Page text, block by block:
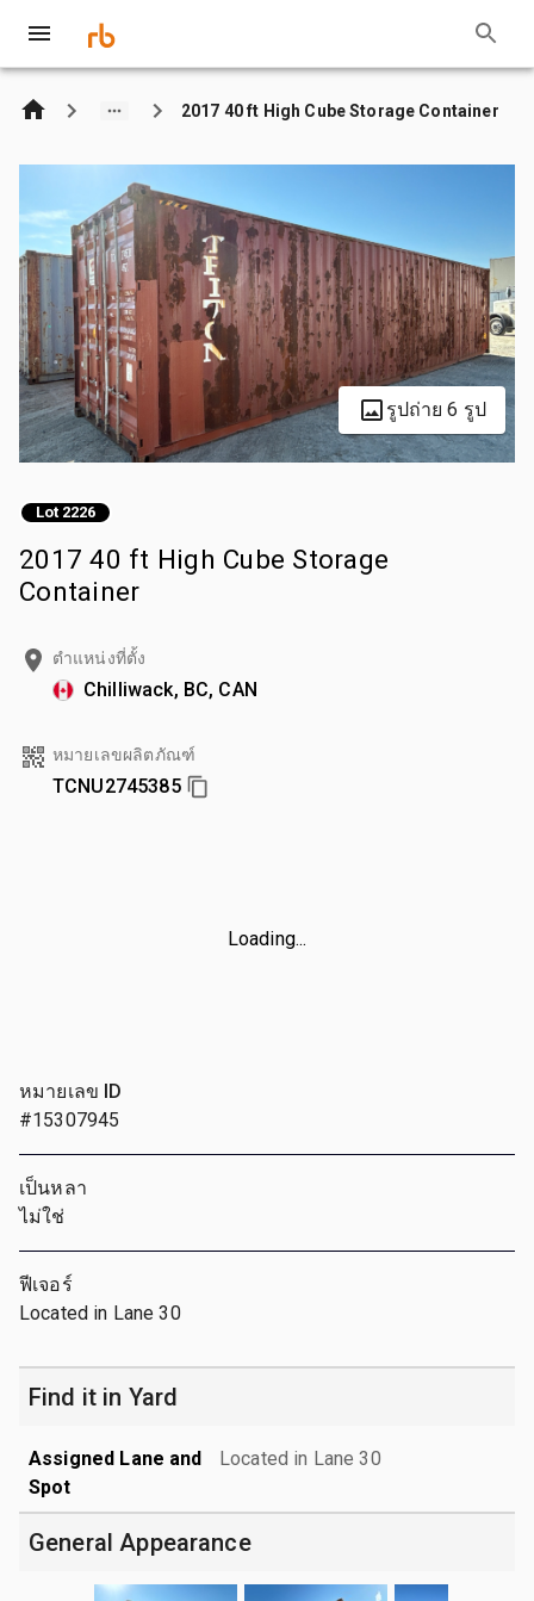
2017 40 ft High Cube Storage Container
รูปถ่าย 6 รูป
Lot 2226
2017 40 ft High Cube Storage
Container
ตำแหน่งที่ตั้ง
Chilliwack, BC, CAN
หมายเลขผลิตภัณฑ์
TCNU2745385
Loading...
หมายเลข ID
#15307945
เป็นหลา
ไม่ใช่
ฟีเจอร์
Located in Lane 30
Find it in Yard
Assigned Lane and
Spot
Located in Lane 30
General Appearance